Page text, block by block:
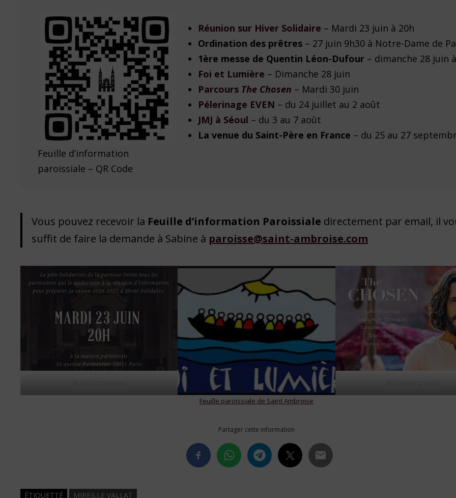
Feuille d’information
paroissiale – QR Code
Réunion sur Hiver Solidaire – Mardi 23 juin à 20h
Ordination des prêtres – 27 juin 9h30 à Notre-Dame de
1ère messe de Quentin Léon-Dufour – dimanche 28 juin
Foi et Lumière – Dimanche 28 juin
Parcours The Chosen – Mardi 30 juin
Pélerinage EVEN – du 24 juillet au 2 août
JMJ à Séoul – du 3 au 7 août
La venue du Saint-Père en France – du 25 au 27
Vous pouvez recevoir la Feuille d’information Paroissiale directement par email, il
suffit de faire la demande à Sabine à paroisse@saint-ambroise.com
© Saint Ambroise
© domaine public
Feuille paroissiale de Saint Ambroise
Partager cette information
ÉTIQUETTÉ MIREILLE VALLAT